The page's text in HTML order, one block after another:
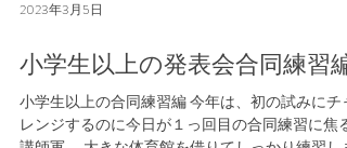
小学生以上の発表会合同練習編